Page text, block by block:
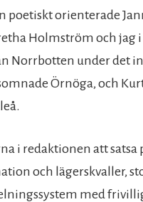
poetiskt orienterade
Holmström och jag i
Norrbotten under det
Örnöga, och
i redaktionen att satsa
och lägerskvaller,
med